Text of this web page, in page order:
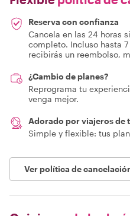
Reserva con confianza
Cancela en las 24 horas
completo. Incluso hasta
recibirás un reembolso,
¿Cambio de planes?
Reprograma tu
venga mejor.
Adorado por viajeros de
Simple y flexible: tus
Ver política de